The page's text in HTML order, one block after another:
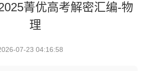
菁优高考解密汇编-物
理
07-23 04:16:58